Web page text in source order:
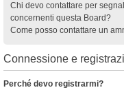
Chi devo contattare per
concernenti questa Board?
Come posso contattare un
Connessione e
Perché devo registrarmi?